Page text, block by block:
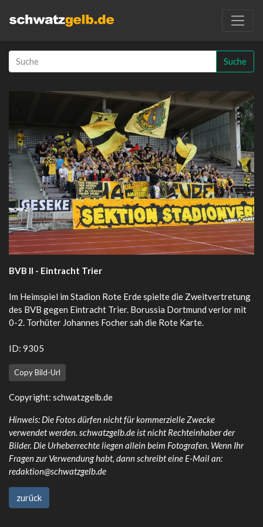
Suche
BVB II - Eintracht Trier
Im Heimspiel im Stadion Rote Erde spielte die Zweitvertretung
des BVB gegen Eintracht Trier. Borussia Dortmund verlor mit
0-2. Torhüter Johannes Focher sah die Rote Karte.
ID: 9305
Copy Bild-Url
Copyright: schwatzgelb.de
Hinweis: Die Fotos dürfen nicht für kommerzielle Zwecke
verwendet werden. schwatzgelb.de ist nicht Rechteinhaber der
Bilder. Die Urheberrechte liegen allein beim Fotografen. Wenn Ihr
Fragen zur Verwendung habt, dann schreibt eine E-Mail an:
redaktion@schwatzgelb.de
zurück